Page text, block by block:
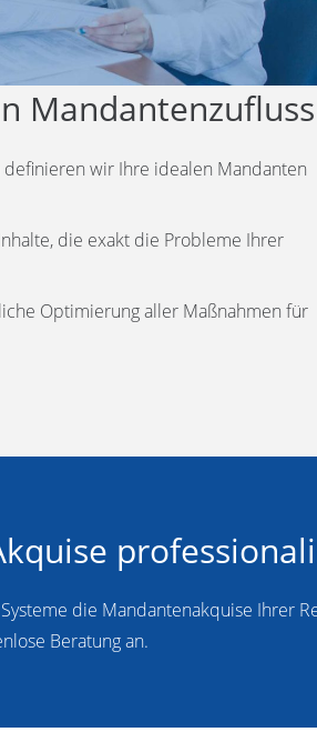
Mandantenzufluss
wir Ihre idealen Mandanten
die exakt die Probleme Ihrer
Optimierung aller Maßnahmen für
die Mandantenakquise Ihrer
Beratung an.